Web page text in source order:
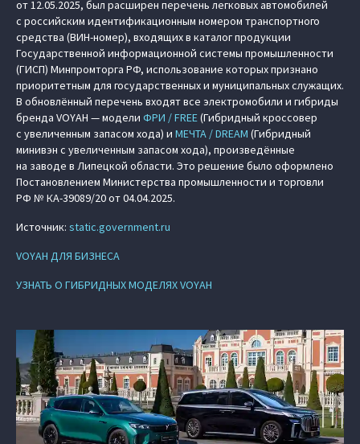
от 12.05.2025, был расширен перечень легковых автомобилей
с российским идентификационным номером транспортного
средства (ВИН-номер), входящих в каталог продукции
Государственной информационной системы промышленности
(ГИСП) Минпромторга РФ, использование которых признано
приоритетным для государственных и муниципальных служащих.
В обновлённый перечень входят все электромобили и гибриды
бренда VOYAH — модели ФРИ / FREE(Гибридный кроссовер
с увеличенным запасом хода) и МЕЧТА / DREAM (Гибридный
минивэн с увеличенным запасом хода), произведённые
на заводе в Липецкой области. Это решение было оформлено
Постановлением Министерства промышленности и торговли
РФ № КА-39089/20 от 04.04.2025.
Источник: static.government.ru
VOYAH ДЛЯ БИЗНЕСА
УЗНАТЬ О ГИБРИДНЫХ МОДЕЛЯХ VOYAH